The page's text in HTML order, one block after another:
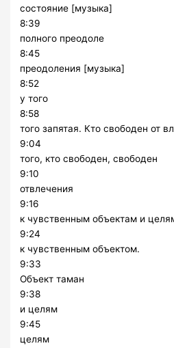
состояние [музыка]
8:39
полного преодоле
8:45
преодоления [музыка]
8:52
у того
8:58
того запятая. Кто свободен от
9:04
того, кто свободен, свободен
9:10
отвлечения
9:16
к чувственным объектам и
9:24
к чувственным объектом.
9:33
Объект таман
9:38
и целям
9:45
целям